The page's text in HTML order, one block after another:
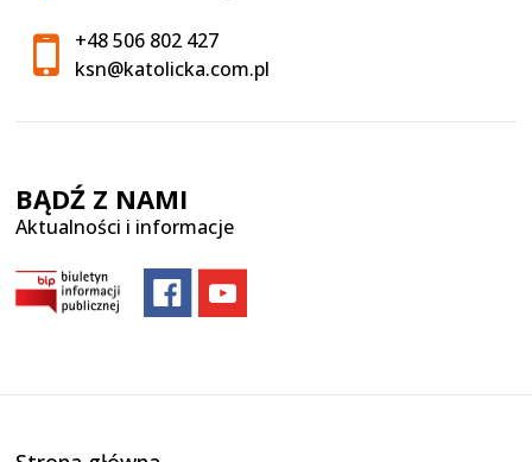
+48 506 802 427
ksn@katolicka.com.pl
BĄDŹ Z NAMI
Aktualności i informacje